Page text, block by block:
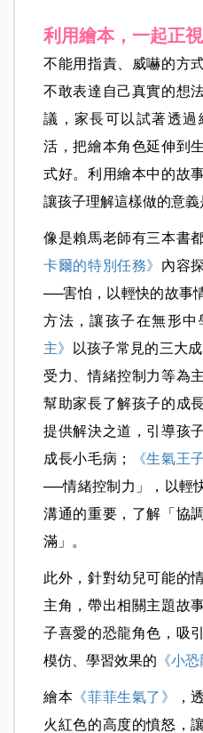
利用繪本，一起正
不能用指責、威嚇的方
不敢表達自己真實的想
議，家長可以試著透
活，把繪本角色延伸到
式好。利用繪本中的故
讓孩子理解這樣做的意
像是賴馬老師有三本書
卡爾的特別任務》 內容
──害怕，以輕快的故事
方法，讓孩子在無形中
主》
以孩子常見的三大
受力、情緒控制力等為
幫助家長了解孩子的成
提供解決之道，引導孩
成長小毛病；
《生氣王子
──情緒控制力」，以輕
溝通的重要，了解「協
滿」。
此外，針對幼兒可能的
主角，帶出相關主題故
子喜愛的恐龍角色，吸
模仿、學習效果的 《小
繪本 《菲菲生氣了》
，
火紅色的高度的憤怒，